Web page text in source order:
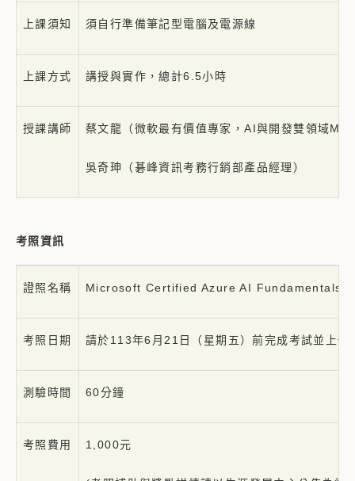
上課須知 須自行準備筆記型電腦及電源線
上課方式 講授與實作，總計6.5小時
授課講師 蔡文龍（微軟最有價值專家，AI與開發雙領域
吳奇珅（碁峰資訊考務行銷部產品經理）
考照資訊
證照名稱 Microsoft Certified Azure AI Fundamentals國
考照日期 請於113年6月21日（星期五）前完成考試並上傳
測驗時間 60分鐘
考照費用 1,000元